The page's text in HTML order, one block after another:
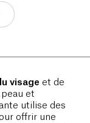
visage et de
et
utilise des
offrir une